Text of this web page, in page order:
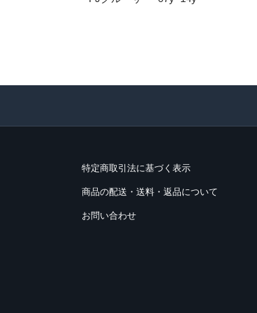
特定商取引法に基づく表示
商品の配送・送料・返品について
お問い合わせ